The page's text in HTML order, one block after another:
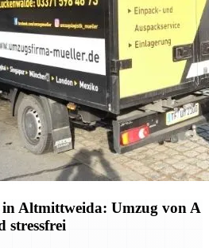
Altmittweida: Umzug von A
stressfrei